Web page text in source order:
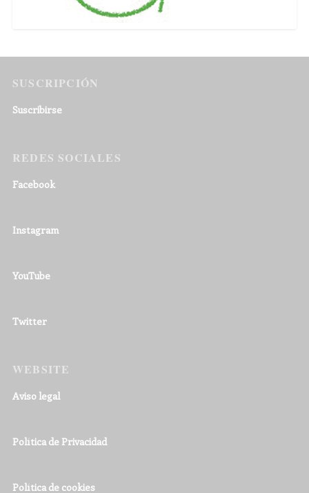
SUSCRIPCIÓN
Suscribirse
REDES SOCIALES
Facebook
Instagram
YouTube
Twitter
WEBSITE
Aviso legal
Política de Privacidad
Política de cookies